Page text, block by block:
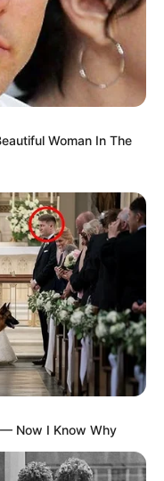
Woman In The
Now I Know Why